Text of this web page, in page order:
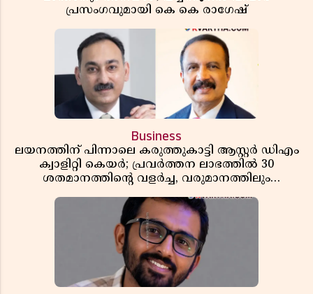
പ്രസംഗവുമായി കെ കെ രാഗേഷ്
Business
ലയനത്തിന് പിന്നാലെ കരുത്തുകാട്ടി ആസ്റ്റർ ഡിഎം
ക്വാളിറ്റി കെയർ; പ്രവർത്തന ലാഭത്തിൽ 30
ശതമാനത്തിൻ്റെ വളർച്ച, വരുമാനത്തിലും
റിപ്പോർട്ട് പുറത്ത്